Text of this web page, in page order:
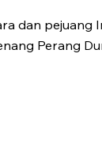
dan pejuang
Perang